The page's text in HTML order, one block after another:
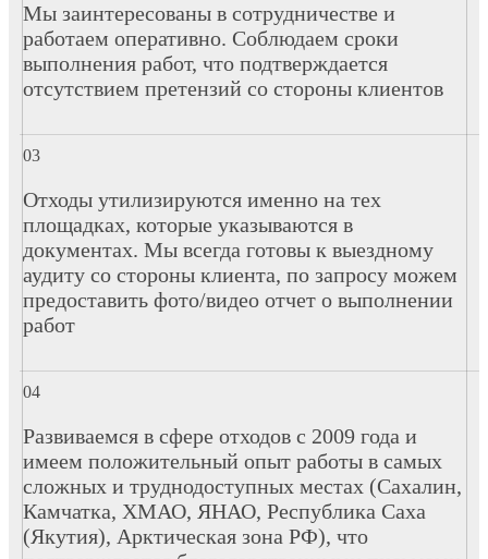
Мы заинтересованы в сотрудничестве и
работаем оперативно. Соблюдаем сроки
выполнения работ, что подтверждается
отсутствием претензий со стороны клиентов
Отходы утилизируются именно на тех
площадках, которые указываются в
документах. Мы всегда готовы к выездному
аудиту со стороны клиента, по запросу можем
предоставить фото/видео отчет о выполнении
работ
Развиваемся в сфере отходов с 2009 года и
имеем положительный опыт работы в самых
сложных и труднодоступных местах (Сахалин,
Камчатка, ХМАО, ЯНАО, Республика Саха
(Якутия), Арктическая зона РФ), что